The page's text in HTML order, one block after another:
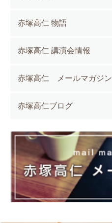
赤塚高仁 物語
赤塚高仁 講演会情報
赤塚高仁 メールマガジン
赤塚高仁ブログ